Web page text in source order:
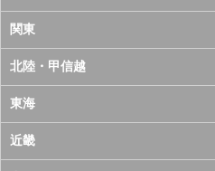
北海道
青森県
岩手県
宮城県
関東
東京都
神奈川県
千葉県
北陸・甲信越
山梨県
長野県
東海
愛知県
近畿